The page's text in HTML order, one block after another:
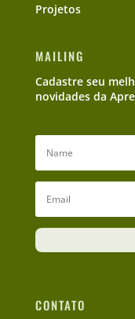
Projetos
MAILING
Cadastre seu
novidades da
CONTATO